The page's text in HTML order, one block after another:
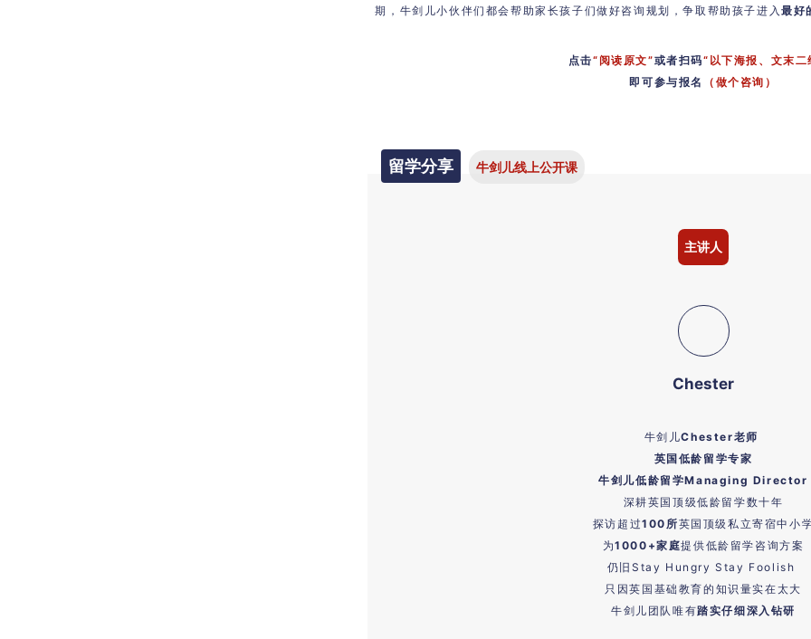
期，牛剑儿小伙伴们都会帮助家长孩子们做好咨询规划，争取帮助孩子进入最好
点击“阅读原文”或者扫码“以下海报、文末二
即可参与报名
（做个咨询）
留学分享 牛剑儿线上公开课
主讲人
Chester
牛剑儿Chester老师
英国低龄留学专家
牛剑儿低龄留学Managing Director
深耕英国顶级低龄留学数十年
探访超过100所英国顶级私立寄宿中小
为1000+家庭提供低龄留学咨询方案
仍旧Stay Hungry Stay Foolish
只因英国基础教育的知识量实在太大
牛剑儿团队唯有踏实仔细深入钻研